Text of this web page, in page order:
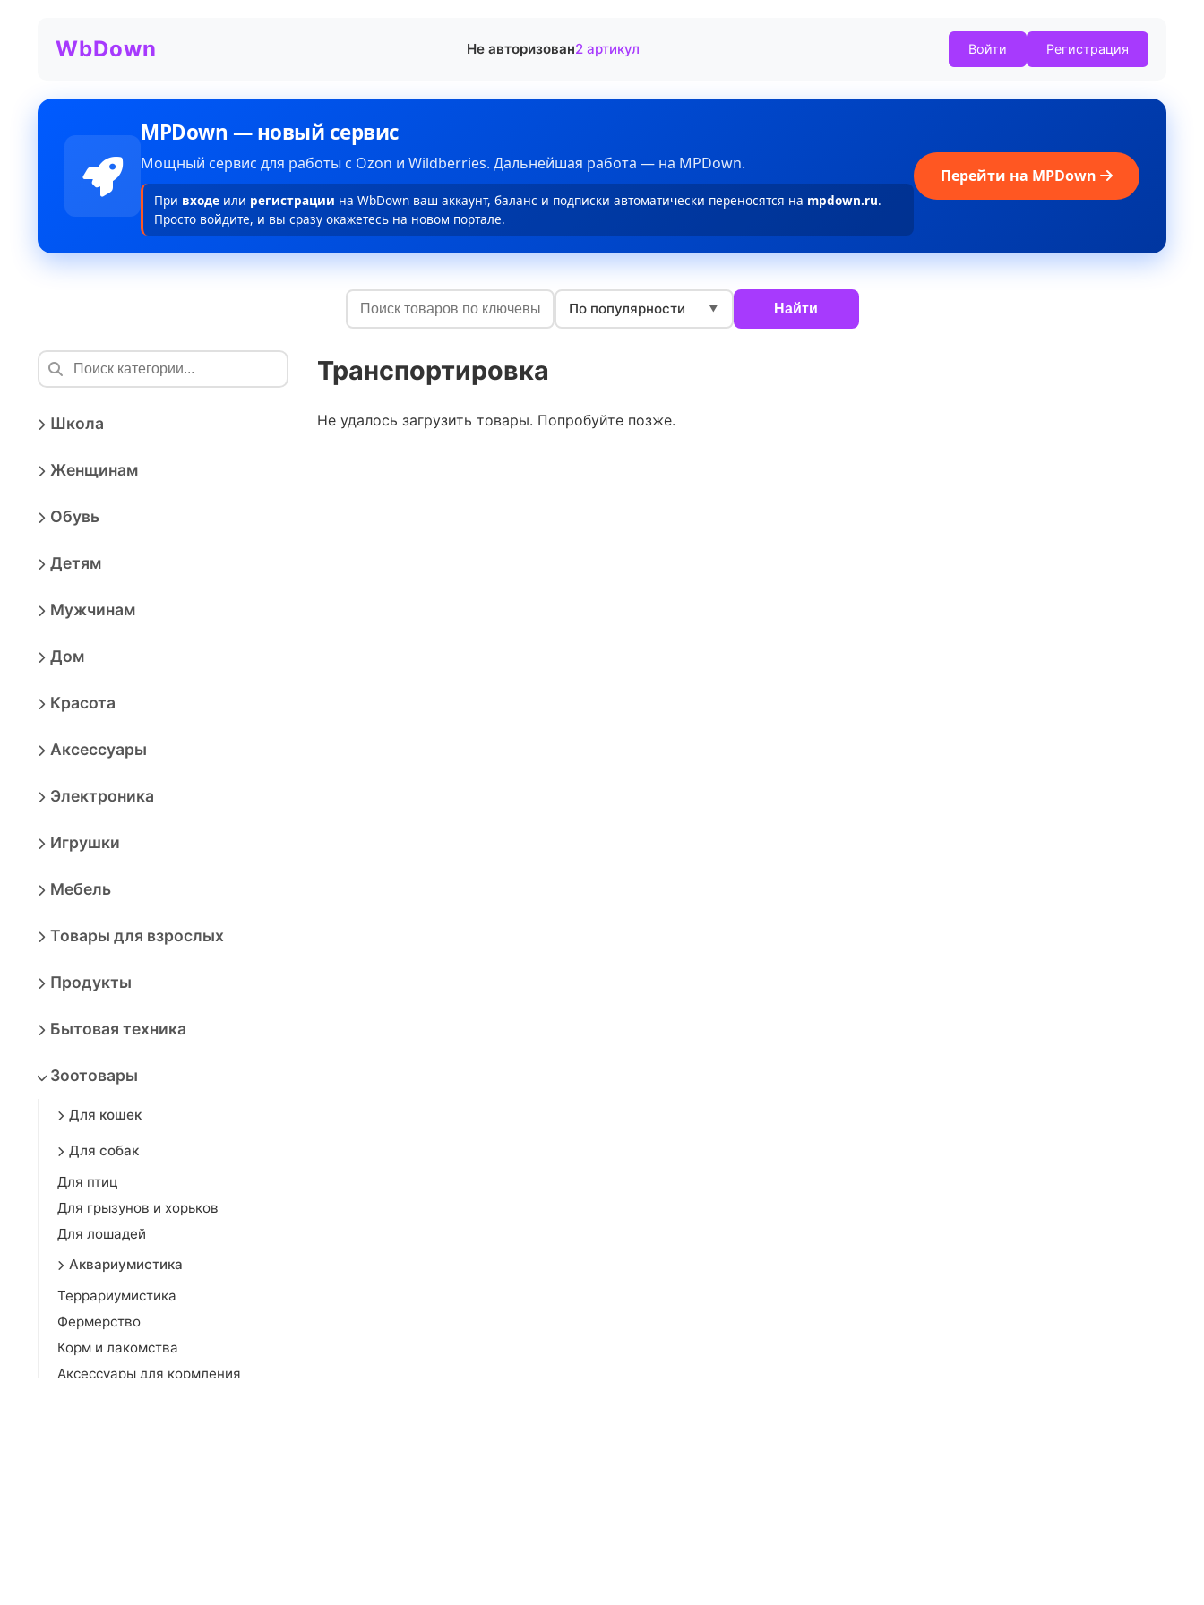
WbDown Не авторизован2 артикул Войти Регистрация
MPDown — новый сервис
Мощный сервис для работы с Ozon и Wildberries. Дальнейшая работа — на MPDown.
При входе или регистрации на WbDown ваш аккаунт, баланс и подписки автоматически переносятся на mpdown.ru.
Просто войдите, и вы сразу окажетесь на новом портале.
Перейти на MPDown
По популярности ▼ Найти
Школа
Женщинам
Обувь
Детям
Мужчинам
Дом
Красота
Аксессуары
Электроника
Игрушки
Мебель
Товары для взрослых
Продукты
Бытовая техника
Зоотовары
Для кошек
Для собак
Для птиц
Для грызунов и хорьков
Для лошадей
Аквариумистика
Террариумистика
Фермерство
Корм и лакомства
Аксессуары для кормления
Транспортировка
Не удалось загрузить товары. Попробуйте позже.